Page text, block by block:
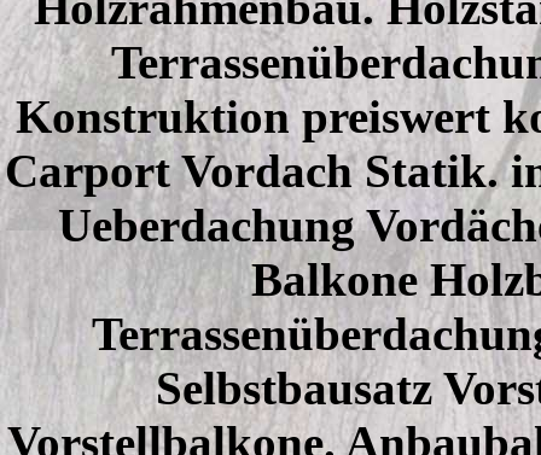
Konstruktion preiswert
Carport Vordach Statik.
Ueberdachung
Balkone
Selbstbausatz
Vorstellbalkone.